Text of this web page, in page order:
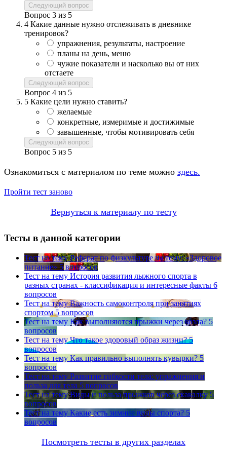
Следующий вопрос
Вопрос 3 из 5
4 Какие данные нужно отслеживать в дневнике
тренировок?
упражнения, результаты, настроение
планы на день, меню
чужие показатели и насколько вы от них
отстаете
Следующий вопрос
Вопрос 4 из 5
5 Какие цели нужно ставить?
желаемые
конкретные, измеримые и достижимые
завышенные, чтобы мотивировать себя
Следующий вопрос
Вопрос 5 из 5
Ознакомиться с материалом по теме можно здесь.
Пройти тест заново
Вернуться к материалу по тесту
Тесты в данной категории
Тест на тему Реферат по физкультуре на тему: «Здоровое
питание» 5 вопросов
Тест на тему История развития лыжного спорта в
разных странах - классификация и интересные факты 6
вопросов
Тест на тему Важность самоконтроля при занятиях
спортом 5 вопросов
Тест на тему Как выполняются прыжки через козла? 5
вопросов
Тест на тему Что такое здоровый образ жизни? 5
вопросов
Тест на тему Как правильно выполнять кувырки? 5
вопросов
Тест на тему Развитие гибкости тела: упражнения и
польза для тела 5 вопросов
Тест на тему Виды и польза прыжков через скакалку 5
вопросов
Тест на тему Какие есть зимние виды спорта? 5
вопросов
Посмотреть тесты в других разделах